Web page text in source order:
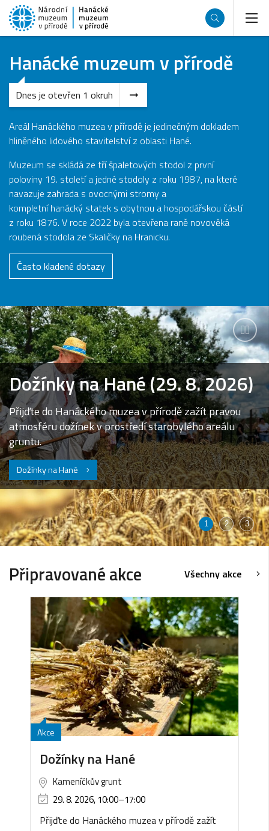
Hanácké muzeum v přírodě
Dnes je otevřen 1 okruh
Areál Hanáckého muzea v přírodě je jedinečným dokladem
hliněného lidového stavitelství z oblasti Hané.
Muzeum se skládá ze tří špaletových stodol z první
poloviny 19. století a jedné stodoly z roku 1987, na které
navazuje zahrada s ovocnými stromy a
kompletní hanácký statek s obytnou a hospodářskou částí
z roku 1876. V roce 2022 byla otevřena raně novověká
roubená stodola ze Skaličky na Hranicku.
Často kladené dotazy
Dožínky na Hané (29. 8. 2026)
Přijďte do Hanáckého muzea v přírodě zažít pravou
atmosféru dožínek v prostředí starobylého areálu
gruntu.
Dožínky na Hané
1 2 3
Připravované akce Všechny akce
Akce
Dožínky na Hané
Kameníčkův grunt
29. 8. 2026, 10:00–17:00
Přijďte do Hanáckého muzea v přírodě zažít